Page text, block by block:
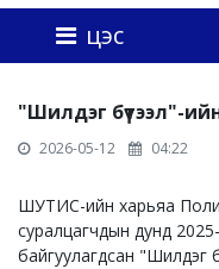
цэс
"Шилдэг бүтээл"-
2026-05-12 04:22
ШУТИС-ийн харьяа
суралцагчдын дунд
байгуулагдсан "Шилдэг